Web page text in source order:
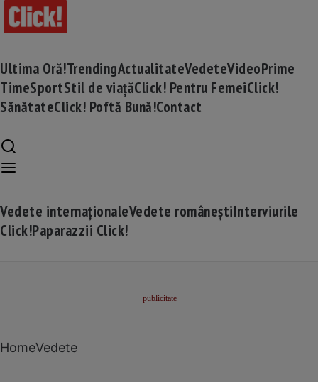
Ultima Oră!TrendingActualitateVedeteVideoPrime
TimeSportStil de viațăClick! Pentru FemeiClick!
SănătateClick! Poftă Bună!Contact
Vedete internaționaleVedete româneștiInterviurile
Click!Paparazzii Click!
HomeVedete